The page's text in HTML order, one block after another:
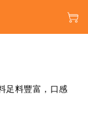
足料豐富，口感